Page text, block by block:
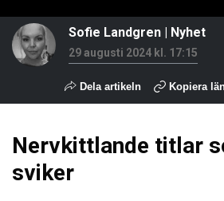
Sofie Landgren | Nyhet
29 augusti 2024 kl. 17:15
Dela artikeln Kopiera
Nervkittlande titlar
sviker